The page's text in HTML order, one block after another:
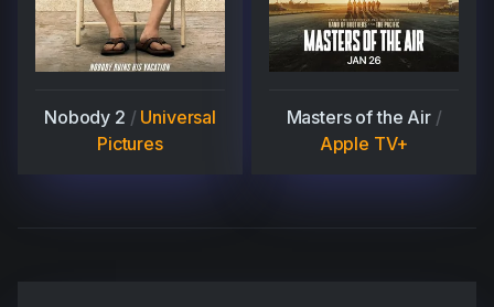
Nobody 2 / Universal
Pictures
Masters of the Air/
Apple TV+